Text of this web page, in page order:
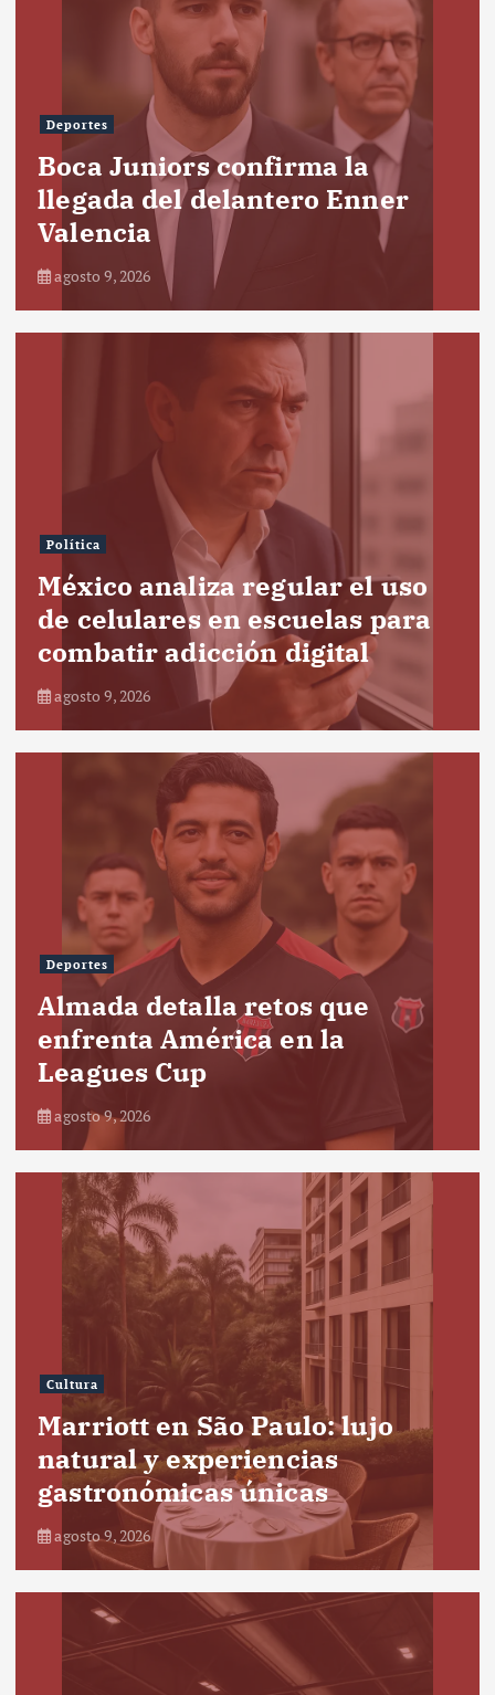
Deportes
Boca Juniors confirma la
llegada del delantero Enner
Valencia
agosto 9, 2026
Política
México analiza regular el uso
de celulares en escuelas para
combatir adicción digital
agosto 9, 2026
Deportes
Almada detalla retos que
enfrenta América en la
Leagues Cup
agosto 9, 2026
Cultura
Marriott en São Paulo: lujo
natural y experiencias
gastronómicas únicas
agosto 9, 2026